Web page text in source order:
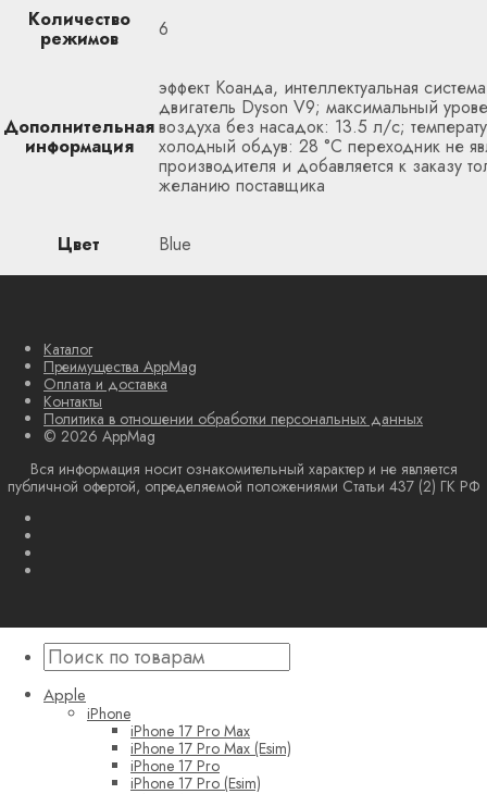
Количество
режимов 6
Дополнительная
информация
эффект Коанда, интеллектуальная
двигатель Dyson V9; максимальный
воздуха без насадок: 13.5 л/с;
холодный обдув: 28 °C переходник не
производителя и добавляется к заказу
желанию поставщика
Цвет Blue
Каталог
Преимущества AppMag
Оплата и доставка
Контакты
Политика в отношении обработки персональных данных
© 2026 AppMag
Вся информация носит ознакомительный характер и не является
публичной офертой, определяемой положениями Статьи 437 (2) ГК РФ
Apple
iPhone
iPhone 17 Pro Max
iPhone 17 Pro Max (Esim)
iPhone 17 Pro
iPhone 17 Pro (Esim)